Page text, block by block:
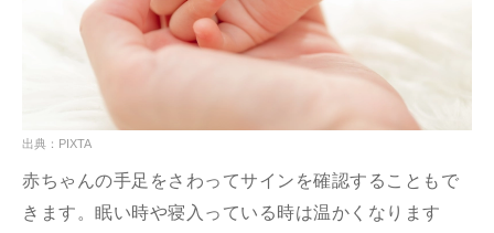
出典：PIXTA
赤ちゃんの手足をさわってサインを確認することもで
きます。眠い時や寝入っている時は温かくなります